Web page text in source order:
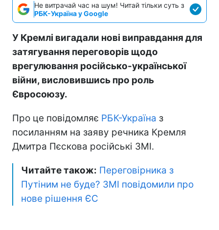
Не витрачай час на шум! Читай тільки суть з
РБК-Україна у Google
У Кремлі вигадали нові виправдання для
затягування переговорів щодо
врегулювання російсько-української
війни, висловившись про роль
Євросоюзу.
Про це повідомляє РБК-Україна з
посиланням на заяву речника Кремля
Дмитра Пєскова російські ЗМІ.
Читайте також: Переговірника з
Путіним не буде? ЗМІ повідомили про
нове рішення ЄС